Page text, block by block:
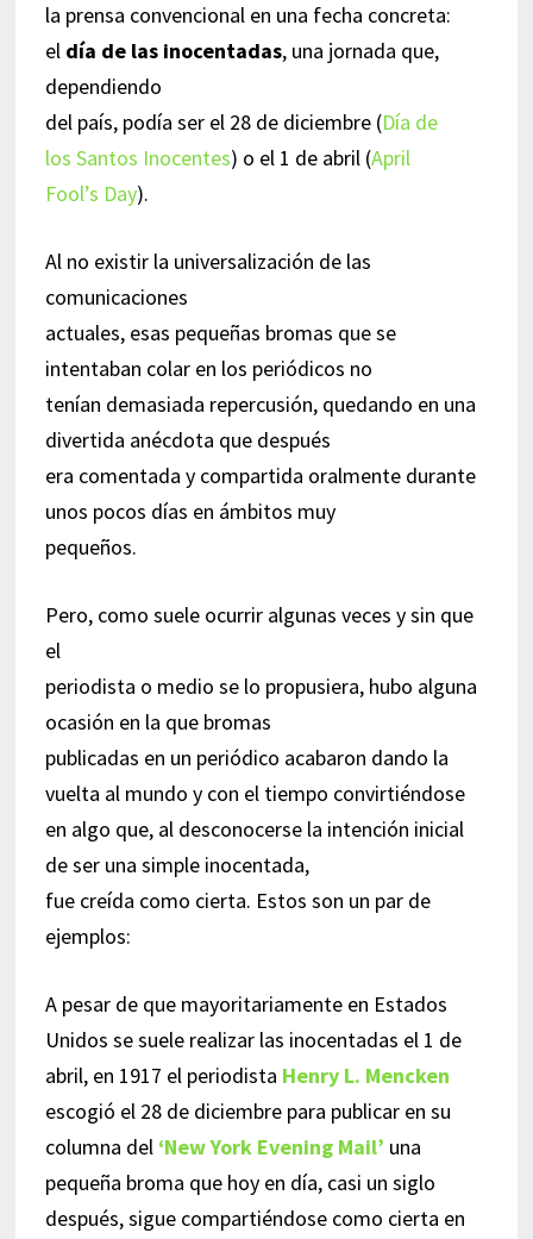
la prensa convencional en una fecha concreta:
el día de las inocentadas, una jornada que,
dependiendo
del país, podía ser el 28 de diciembre (Día de
los Santos Inocentes) o el 1 de abril (April
Fool’s Day).
Al no existir la universalización de las
comunicaciones
actuales, esas pequeñas bromas que se
intentaban colar en los periódicos no
tenían demasiada repercusión, quedando en una
divertida anécdota que después
era comentada y compartida oralmente durante
unos pocos días en ámbitos muy
pequeños.
Pero, como suele ocurrir algunas veces y sin que
el
periodista o medio se lo propusiera, hubo alguna
ocasión en la que bromas
publicadas en un periódico acabaron dando la
vuelta al mundo y con el tiempo convirtiéndose
en algo que, al desconocerse la intención inicial
de ser una simple inocentada,
fue creída como cierta. Estos son un par de
ejemplos:
A pesar de que mayoritariamente en Estados
Unidos se suele realizar las inocentadas el 1 de
abril, en 1917 el periodista Henry L. Mencken
escogió el 28 de diciembre para publicar en su
columna del ‘New York Evening Mail’ una
pequeña broma que hoy en día, casi un siglo
después, sigue compartiéndose como cierta en